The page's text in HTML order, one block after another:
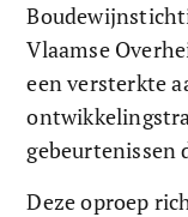
Vlaamse
een versterkte
gebeurtenissen
Deze oproep